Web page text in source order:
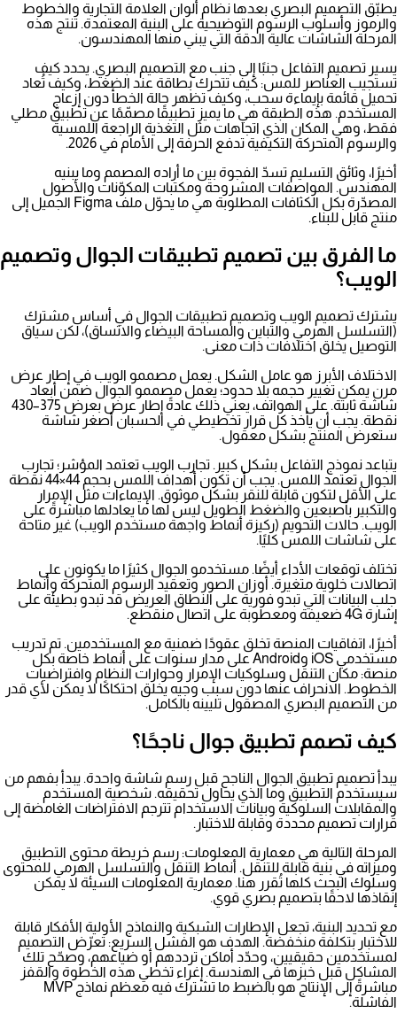
يطبّق التصميم البصري بعدها نظام ألوان العلامة التجارية والخطوط
والرموز وأسلوب الرسوم التوضيحية على البنية المعتمدة. تنتج هذه
المرحلة الشاشات عالية الدقة التي يبني منها المهندسون.
يسير تصميم التفاعل جنبًا إلى جنب مع التصميم البصري. يحدد كيف
تستجيب العناصر للمس: كيف تتحرك بطاقة عند الضغط، وكيف تُعاد
تحميل قائمة بإيماءة سحب، وكيف تظهر حالة الخطأ دون إزعاج
المستخدم. هذه الطبقة هي ما يميز تطبيقًا مصمّمًا عن تطبيق مطلي
فقط، وهي المكان الذي اتجاهات مثل التغذية الراجعة اللمسية
والرسوم المتحركة التكيفية تدفع الحرفة إلى الأمام في 2026.
أخيرًا، وثائق التسليم تسدّ الفجوة بين ما أراده المصمم وما يبنيه
المهندس. المواصفات المشروحة ومكتبات المكوّنات والأصول
المصدّرة بكل الكثافات المطلوبة هي ما يحوّل ملف Figma الجميل إلى
منتج قابل للبناء.
ما الفرق بين تصميم تطبيقات الجوال وتصميم
الويب؟
يشترك تصميم الويب وتصميم تطبيقات الجوال في أساس مشترك
(التسلسل الهرمي والتباين والمساحة البيضاء والاتساق)، لكن سياق
التوصيل يخلق اختلافات ذات معنى.
الاختلاف الأبرز هو عامل الشكل. يعمل مصممو الويب في إطار عرض
مرن يمكن تغيير حجمه بلا حدود؛ يعمل مصممو الجوال ضمن أبعاد
شاشة ثابتة. على الهواتف، يعني ذلك عادةً إطار عرض بعرض 375–430
نقطة. يجب أن يأخذ كل قرار تخطيطي في الحسبان أصغر شاشة
ستعرض المنتج بشكل معقول.
يتباعد نموذج التفاعل بشكل كبير. تجارب الويب تعتمد المؤشر؛ تجارب
الجوال تعتمد اللمس. يجب أن تكون أهداف اللمس بحجم 44×44 نقطة
على الأقل لتكون قابلة للنقر بشكل موثوق. الإيماءات مثل الإمرار
والتكبير بأصبعين والضغط الطويل ليس لها ما يعادلها مباشرةً على
الويب. حالات التحويم (ركيزة أنماط واجهة مستخدم الويب) غير متاحة
على شاشات اللمس كليًا.
تختلف توقعات الأداء أيضًا. مستخدمو الجوال كثيرًا ما يكونون على
اتصالات خلوية متغيرة. أوزان الصور وتعقيد الرسوم المتحركة وأنماط
جلب البيانات التي تبدو فورية على النطاق العريض قد تبدو بطيئة على
إشارة 4G ضعيفة ومعطوبة على اتصال منقطع.
أخيرًا، اتفاقيات المنصة تخلق عقودًا ضمنية مع المستخدمين. تم تدريب
مستخدمي iOS وAndroid على مدار سنوات على أنماط خاصة بكل
منصة: مكان التنقل وسلوكيات الإمرار وحوارات النظام وافتراضيات
الخطوط. الانحراف عنها دون سبب وجيه يخلق احتكاكًا لا يمكن لأي قدر
من التصميم البصري المصقول تليينه بالكامل.
كيف تصمم تطبيق جوال ناجحًا؟
يبدأ تصميم تطبيق الجوال الناجح قبل رسم شاشة واحدة. يبدأ بفهم من
سيستخدم التطبيق وما الذي يحاول تحقيقه. شخصية المستخدم
والمقابلات السلوكية وبيانات الاستخدام تترجم الافتراضات الغامضة إلى
قرارات تصميم محددة وقابلة للاختبار.
المرحلة التالية هي معمارية المعلومات: رسم خريطة محتوى التطبيق
وميزاته في بنية قابلة للتنقل. أنماط التنقل والتسلسل الهرمي للمحتوى
وسلوك البحث كلها تُقرر هنا. معمارية المعلومات السيئة لا يمكن
إنقاذها لاحقًا بتصميم بصري قوي.
مع تحديد البنية، تجعل الإطارات الشبكية والنماذج الأولية الأفكار قابلة
للاختبار بتكلفة منخفضة. الهدف هو الفشل السريع: تعرّض التصميم
لمستخدمين حقيقيين، وحدّد أماكن ترددهم أو ضياعهم، وصحّح تلك
المشاكل قبل خبزها في الهندسة. إغراء تخطي هذه الخطوة والقفز
مباشرةً إلى الإنتاج هو بالضبط ما
تشترك فيه معظم نماذج MVP
الفاشلة.